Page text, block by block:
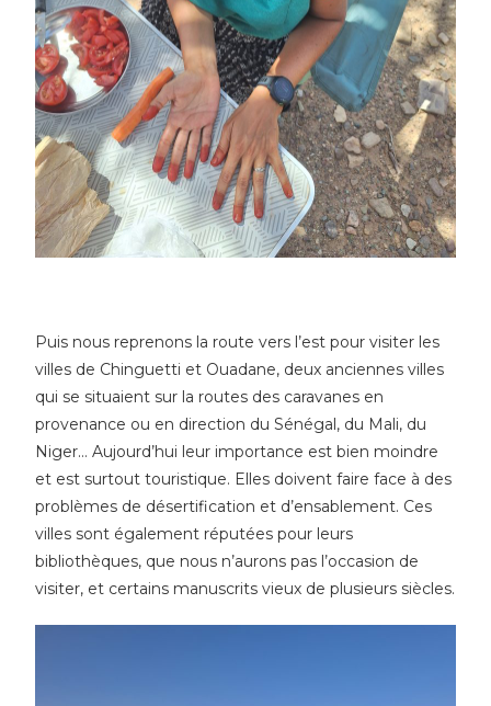
Puis nous reprenons la route vers l’est pour visiter les
villes de Chinguetti et Ouadane, deux anciennes villes
qui se situaient sur la routes des caravanes en
provenance ou en direction du Sénégal, du Mali, du
Niger… Aujourd’hui leur importance est bien moindre
et est surtout touristique. Elles doivent faire face à des
problèmes de désertification et d’ensablement. Ces
villes sont également réputées pour leurs
bibliothèques, que nous n’aurons pas l’occasion de
visiter, et certains manuscrits vieux de plusieurs siècles.